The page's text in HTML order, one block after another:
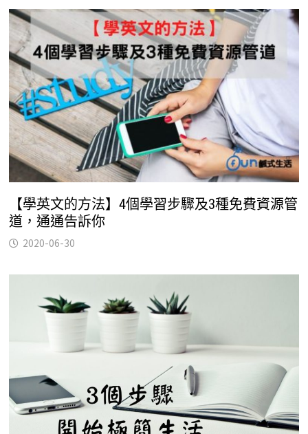
【學英文的方法】4個學習步驟及3種免費資源管
道，通通告訴你
2020-06-30